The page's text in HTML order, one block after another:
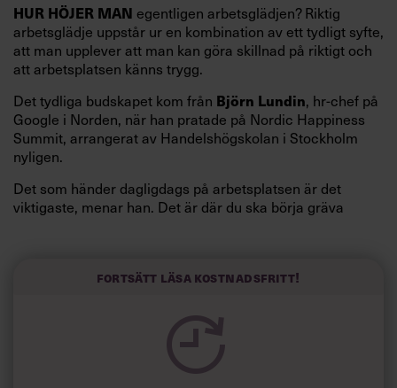
HUR HÖJER MAN egentligen arbetsglädjen? Riktig
arbetsglädje uppstår ur en kombination av ett tydligt syfte,
att man upplever att man kan göra skillnad på riktigt och
att arbetsplatsen känns trygg.
Det tydliga budskapet kom från Björn Lundin, hr-chef på
Google i Norden, när han pratade på Nordic Happiness
Summit, arrangerat av Handelshögskolan i Stockholm
nyligen.
Det som händer dagligdags på arbetsplatsen är det
viktigaste, menar han. Det är där du ska börja gräva
och höjt arbetsglädjen på Google:
Fortsätt läsa kostnadsfritt!